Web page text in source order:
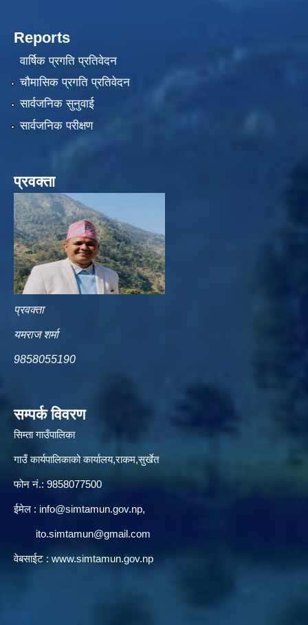
Reports
वार्षिक प्रगति प्रतिवेदन
चौमासिक प्रगति प्रतिवेदन
सार्वजनिक सुनुवाई
सार्वजनिक परीक्षण
प्रवक्ता
प्रवक्ता
यमराज शर्मा
9858055190
सम्पर्क विवरण
सिम्ता गाउँपालिका
गाउँ कार्यपालिकाको कार्यालय,राकम,सुर्खेत
फोन नं.: 9858077500
ईमेल‌ : info@simtamun.gov.np,
ito.simtamun@gmail.com
वेबसाईट : www.simtamun.gov.np